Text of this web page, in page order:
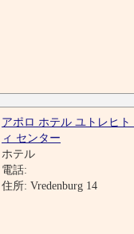
アポロ ホテル ユトレヒト
ィ センター
ホテル
電話:
住所: Vredenburg 14